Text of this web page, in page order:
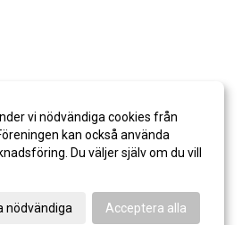
vi nödvändiga cookies från
kan också använda
Du väljer själv om du vill
nödvändiga Acceptera alla